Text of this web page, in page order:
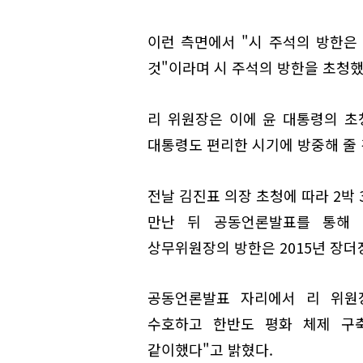
이런 측면에서 "시 주석의 방한
것"이라며 시 주석의 방한을 초청
리 위원장은 이에 윤 대통령의
대통령도 편리한 시기에 방중해
전날 김진표 의장 초청에 따라 2
만난 뒤 공동언론발표를 통
상무위원장의 방한은 2015년 장
공동언론발표 자리에서 리 위
수호하고 한반도 평화 체제
같이했다"고 밝혔다.